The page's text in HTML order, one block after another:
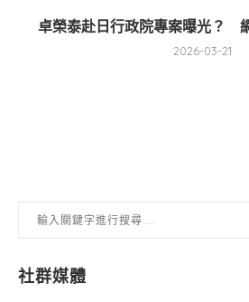
卓榮泰赴日行政院專案曝光？
2026-03-21
社群媒體